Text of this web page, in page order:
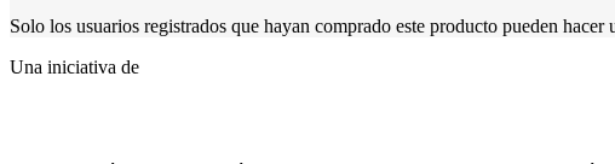
Solo los usuarios registrados que hayan comprado este producto pueden hacer
Una iniciativa de